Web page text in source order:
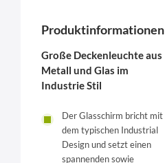
Produktinformationen
Große Deckenleuchte aus
Metall und Glas im
Industrie Stil
Der Glasschirm bricht mit
dem typischen Industrial
Design und setzt einen
spannenden sowie